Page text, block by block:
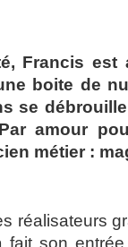
Francis
boite de
se
amour
métier :
réalisateurs